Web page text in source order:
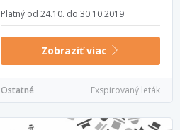
Platný od 24.10. do 30.10.2019
Zobraziť viac
Ostatné Exspirovaný leták